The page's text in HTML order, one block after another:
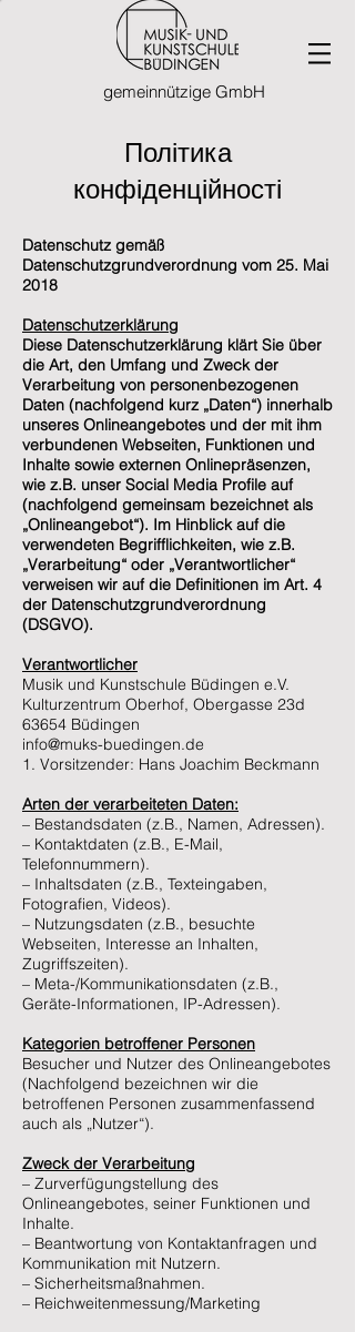
gemeinnützige GmbH
Політика
конфіденційності
Datenschutz gemäß
Datenschutzgrundverordnung vom 25. Mai
2018
Datenschutzerklärung
Diese Datenschutzerklärung klärt Sie über
die Art, den Umfang und Zweck der
Verarbeitung von personenbezogenen
Daten (nachfolgend kurz „Daten“) innerhalb
unseres Onlineangebotes und der mit ihm
verbundenen Webseiten, Funktionen und
Inhalte sowie externen Onlinepräsenzen,
wie z.B. unser Social Media Profile auf
(nachfolgend gemeinsam bezeichnet als
„Onlineangebot“). Im Hinblick auf die
verwendeten Begrifflichkeiten, wie z.B.
„Verarbeitung“ oder „Verantwortlicher“
verweisen wir auf die Definitionen im Art. 4
der Datenschutzgrundverordnung
(DSGVO).
Verantwortlicher
Musik und Kunstschule Büdingen e.V.
Kulturzentrum Oberhof, Obergasse 23d
63654 Büdingen
info@muks-buedingen.de
1. Vorsitzender: Hans Joachim Beckmann
Arten der verarbeiteten Daten:
– Bestandsdaten (z.B., Namen, Adressen).
– Kontaktdaten (z.B., E-Mail,
Telefonnummern).
– Inhaltsdaten (z.B., Texteingaben,
Fotografien, Videos).
– Nutzungsdaten (z.B., besuchte
Webseiten, Interesse an Inhalten,
Zugriffszeiten).
– Meta-/Kommunikationsdaten (z.B.,
Geräte-Informationen, IP-Adressen).
Kategorien betroffener Personen
Besucher und Nutzer des Onlineangebotes
(Nachfolgend bezeichnen wir die
betroffenen Personen zusammenfassend
auch als „Nutzer“).
Zweck der Verarbeitung
– Zurverfügungstellung des
Onlineangebotes, seiner Funktionen und
Inhalte.
– Beantwortung von Kontaktanfragen und
Kommunikation mit Nutzern.
– Sicherheitsmaßnahmen.
– Reichweitenmessung/Marketing